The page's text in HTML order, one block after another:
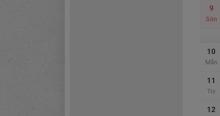
9
Sön
10
Mån
11
Tis
12